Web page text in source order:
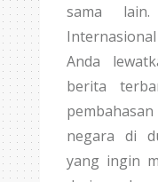
sama
Anda
berita
negara di
yang ingin